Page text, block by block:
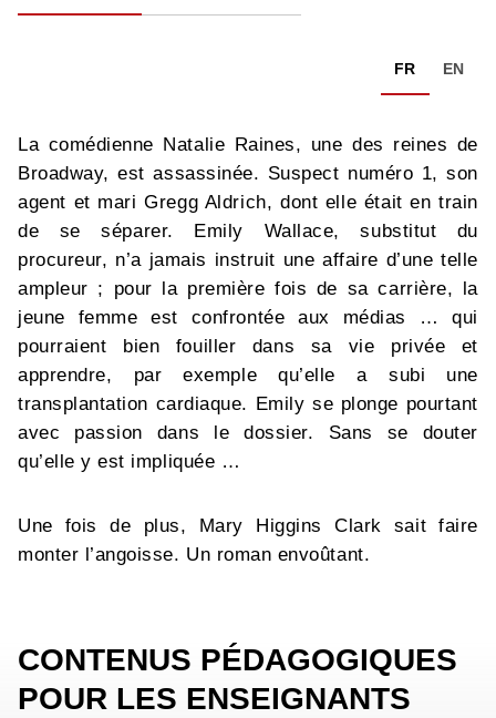
FR EN
La comédienne Natalie Raines, une des reines de
Broadway, est assassinée. Suspect numéro 1, son
agent et mari Gregg Aldrich, dont elle était en train
de se séparer. Emily Wallace, substitut du
procureur, n’a jamais instruit une affaire d’une telle
ampleur ; pour la première fois de sa carrière, la
jeune femme est confrontée aux médias … qui
pourraient bien fouiller dans sa vie privée et
apprendre, par exemple qu’elle a subi une
transplantation cardiaque. Emily se plonge pourtant
avec passion dans le dossier. Sans se douter
qu’elle y est impliquée …
Une fois de plus, Mary Higgins Clark sait faire
monter l’angoisse. Un roman envoûtant.
CONTENUS PÉDAGOGIQUES
POUR LES ENSEIGNANTS